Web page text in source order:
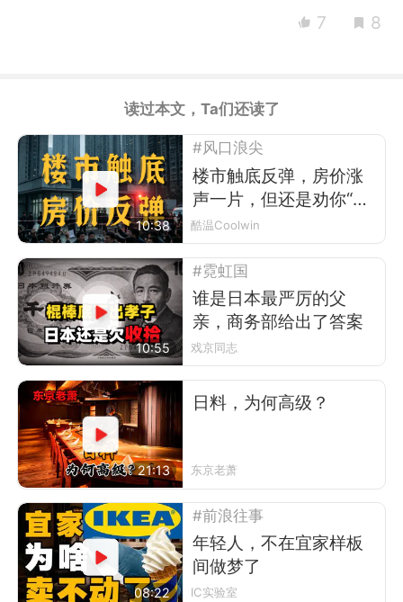
7 8
读过本文，Ta们还读了
10:38
#风口浪尖
楼市触底反弹，房价涨
声一片，但还是劝你“别
买”
酷温Coolwin
10:55
#霓虹国
谁是日本最严厉的父
亲，商务部给出了答案
戏京同志
21:13
日料，为何高级？
东京老萧
08:22
#前浪往事
年轻人，不在宜家样板
间做梦了
IC实验室